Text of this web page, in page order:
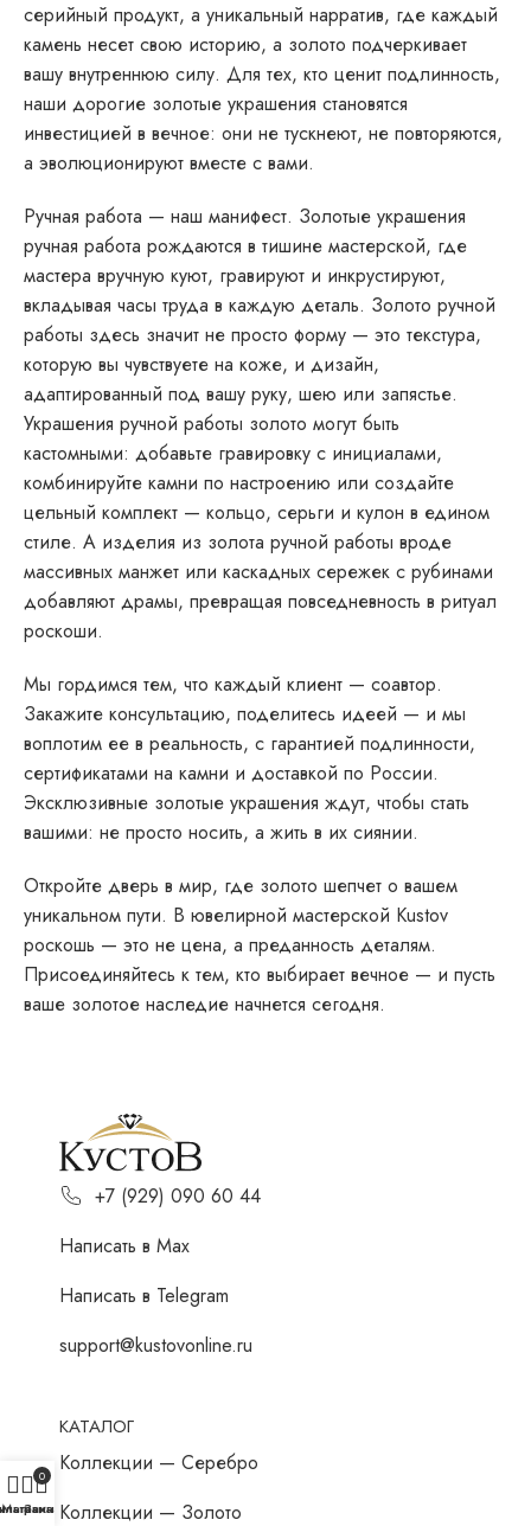
серийный продукт, а уникальный нарратив, где каждый
камень несет свою историю, а золото подчеркивает
вашу внутреннюю силу. Для тех, кто ценит подлинность,
наши дорогие золотые украшения становятся
инвестицией в вечное: они не тускнеют, не повторяются,
а эволюционируют вместе с вами.
Ручная работа — наш манифест. Золотые украшения
ручная работа рождаются в тишине мастерской, где
мастера вручную куют, гравируют и инкрустируют,
вкладывая часы труда в каждую деталь. Золото ручной
работы здесь значит не просто форму — это текстура,
которую вы чувствуете на коже, и дизайн,
адаптированный под вашу руку, шею или запястье.
Украшения ручной работы золото могут быть
кастомными: добавьте гравировку с инициалами,
комбинируйте камни по настроению или создайте
цельный комплект — кольцо, серьги и кулон в едином
стиле. А изделия из золота ручной работы вроде
массивных манжет или каскадных сережек с рубинами
добавляют драмы, превращая повседневность в ритуал
роскоши.
Мы гордимся тем, что каждый клиент — соавтор.
Закажите консультацию, поделитесь идеей — и мы
воплотим ее в реальность, с гарантией подлинности,
сертификатами на камни и доставкой по России.
Эксклюзивные золотые украшения ждут, чтобы стать
вашими: не просто носить, а жить в их сиянии.
Откройте дверь в мир, где золото шепчет о вашем
уникальном пути. В ювелирной мастерской Kustov
роскошь — это не цена, а преданность деталям.
Присоединяйтесь к тем, кто выбирает вечное — и пусть
ваше золотое наследие начнется сегодня.
+7 (929) 090 60 44
Написать в Мах
Написать в Telegram
support@kustovonline.ru
КАТАЛОГ
Коллекции — Серебро
Коллекции — Золото
Магазин
0
Заказ